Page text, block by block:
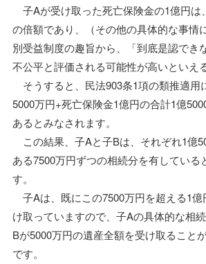
子Aが受け取った死亡保険金の1億円は
の倍額であり、（その他の具体的な事情
別受益制度の趣旨から、「到底是認でき
不公平と評価される可能性が高いといえ
そうすると、民法903条1項の類推適用
5000万円+死亡保険金1億円の合計1億
あるとみなされます。
この結果、子Aと子Bは、それぞれ1億
ある7500万円ずつの相続分を有している
す。
子Aは、既にこの7500万円を超える1億
け取っていますので、子Aの具体的な相
Bが5000万円の遺産全額を受け取ること
です。